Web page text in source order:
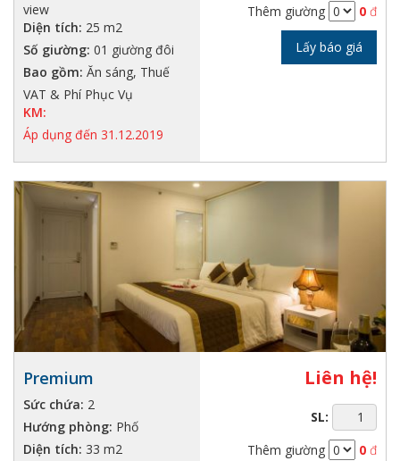
view
Diện tích: 25 m2
Số giường: 01 giường đôi
Bao gồm: Ăn sáng, Thuế
VAT & Phí Phục Vụ
KM:
Áp dụng đến 31.12.2019
Thêm giường
0 đ
Lấy báo giá
Premium
Sức chứa: 2
Hướng phòng: Phố
Diện tích: 33 m2
Liên hệ!
SL:
Thêm giường
0 đ